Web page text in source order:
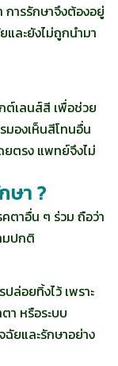
การรักษาจึงต้องอยู่
และยังไม่ถูกนำมา
ต์เลนส์สี เพื่อช่วย
มองเห็นสีโทนอื่น
ยตรง แพทย์จึงไม่
ษา ?
คตาอื่น ๆ ร่วม ถือว่า
มปกติ
ล่อยทิ้งไว้ เพราะ
า หรือระบบ
ฉัยและรักษาอย่าง